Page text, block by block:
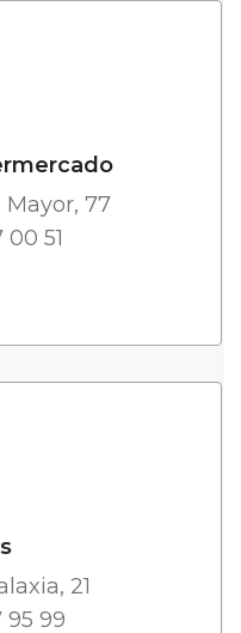
Mayor, 77
00 51
21
95 99